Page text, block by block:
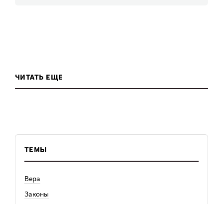
ЧИТАТЬ ЕЩЕ
ТЕМЫ
Вера
Законы